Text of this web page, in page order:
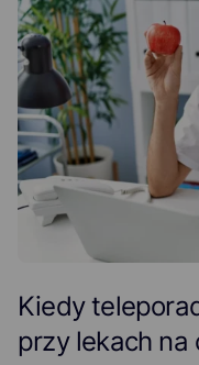
Kiedy
przy lekach na